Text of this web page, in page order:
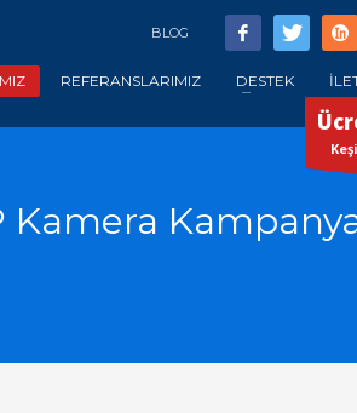
BLOG
REFERANSLARIMIZ DESTEK
Kamera